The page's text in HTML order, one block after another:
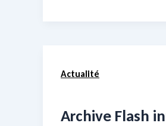
Actualité
Archive Flash